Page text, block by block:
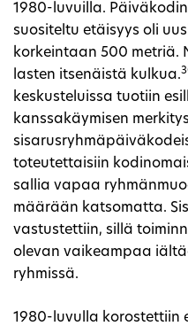
1980-luvuilla.
suositeltu etäisyys oli
korkeintaan 500 metriä.
lasten itsenäistä kulkua.
keskusteluissa tuotiin
kanssakäymisen
toteutettaisiin
sallia vapaa
määrään katsomatta.
vastustettiin, sillä
olevan vaikeampaa
ryhmissä.
1980-luvulla korostettiin